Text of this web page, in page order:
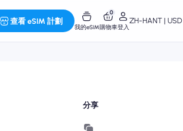
查看 eSIM 計劃
我的eSIM
0
購物車登入
ZH-HANT | USD
分享